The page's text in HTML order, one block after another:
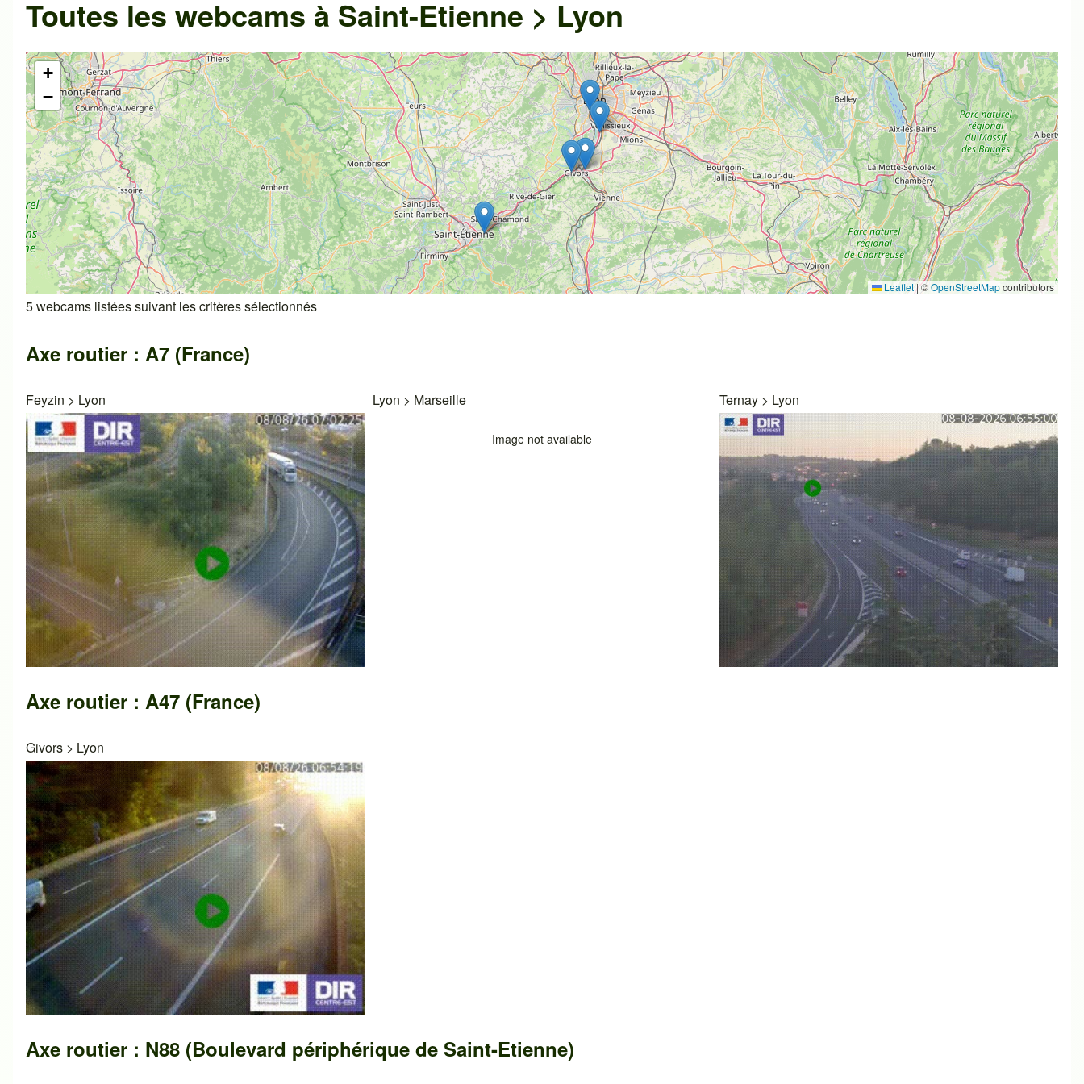
Toutes les webcams à Saint-Etienne > Lyon
+
−
Leaflet|©OpenStreetMapcontributors
5 webcams listées suivant les critères sélectionnés
Axe routier : A7 (France)
Feyzin > Lyon Lyon > Marseille
Image not available
Ternay > Lyon
Axe routier : A47 (France)
Givors > Lyon
Axe routier : N88 (Boulevard périphérique de Saint-Etienne)